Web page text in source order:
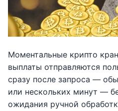
Моментальные крипто
выплаты отправляются
сразу после запроса —
или нескольких минут —
ожидания ручной